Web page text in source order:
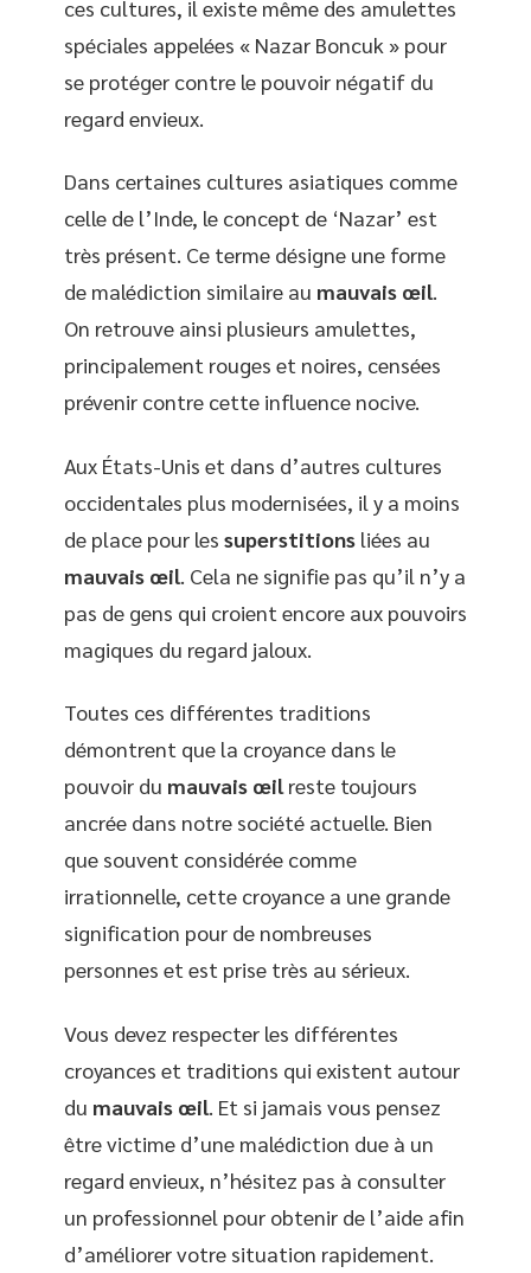
ces cultures, il existe même des amulettes
spéciales appelées « Nazar Boncuk » pour
se protéger contre le pouvoir négatif du
regard envieux.
Dans certaines cultures asiatiques comme
celle de l’Inde, le concept de ‘Nazar’ est
très présent. Ce terme désigne une forme
de malédiction similaire au mauvais œil.
On retrouve ainsi plusieurs amulettes,
principalement rouges et noires, censées
prévenir contre cette influence nocive.
Aux États-Unis et dans d’autres cultures
occidentales plus modernisées, il y a moins
de place pour les superstitions liées au
mauvais œil . Cela ne signifie pas qu’il n’y a
pas de gens qui croient encore aux pouvoirs
magiques du regard jaloux.
Toutes ces différentes traditions
démontrent que la croyance dans le
pouvoir du mauvais œilreste toujours
ancrée dans notre société actuelle. Bien
que souvent considérée comme
irrationnelle, cette croyance a une grande
signification pour de nombreuses
personnes et est prise très au sérieux.
Vous devez respecter les différentes
croyances et traditions qui existent autour
du mauvais œil . Et si jamais vous pensez
être victime d’une malédiction due à un
regard envieux, n’hésitez pas à consulter
un professionnel pour obtenir de l’aide afin
d’améliorer votre situation rapidement.